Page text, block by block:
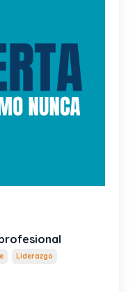
Liderazgo